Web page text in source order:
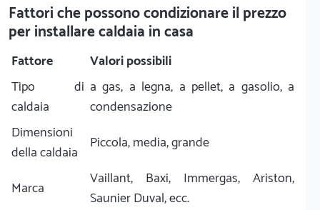
Fattori che possono condizionare il prezzo
per installare caldaia in casa
Fattore
Valori possibili
Tipo di
caldaia
a gas, a legna, a pellet, a gasolio, a
condensazione
Dimensioni
della caldaia
Piccola, media, grande
Marca
Vaillant, Baxi, Immergas, Ariston,
Saunier Duval, ecc.